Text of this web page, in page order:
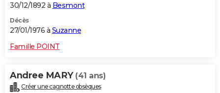
30/12/1892 à Besmont
Décès
27/01/1976 à Suzanne
Famille POINT
Andree MARY (41 ans)
Créer une cagnotte obsèques